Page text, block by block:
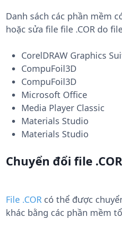
Danh sách các phần mềm
hoặc sửa file file .COR do
CorelDRAW Graphics
CompuFoil3D
CompuFoil3D
Microsoft Office
Media Player Classic
Materials Studio
Materials Studio
Chuyển đổi file .COR
File .COR có thể được
khác bằng các phần mềm